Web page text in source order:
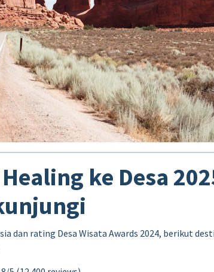
ke Desa
dan rating Desa Wisata Awards 2024, berikut